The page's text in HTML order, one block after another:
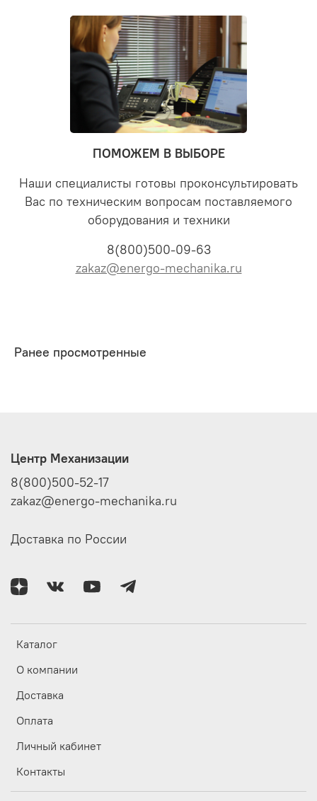
ПОМОЖЕМ В ВЫБОРЕ
Наши специалисты готовы проконсультировать
Вас по техническим вопросам поставляемого
оборудования и техники
8(800)500-09-63
zakaz@energo-mechanika.ru
Ранее просмотренные
Каталог
О компании
Доставка
Оплата
Личный кабинет
Контакты
Центр Механизации
8(800)500-52-17
zakaz@energo-mechanika.ru
Доставка по России